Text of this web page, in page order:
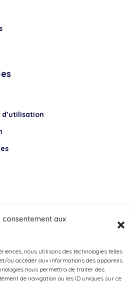
consentement aux
nous utilisons des technologies telles
ou accéder aux informations des appareils.
nous permettra de traiter des
de navigation ou les ID uniques sur ce
Methods
of
payment